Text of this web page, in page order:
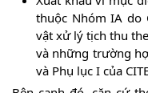
thuộc Nhóm IA do
vật xử lý tịch thu
và những trường
và Phụ lục I của